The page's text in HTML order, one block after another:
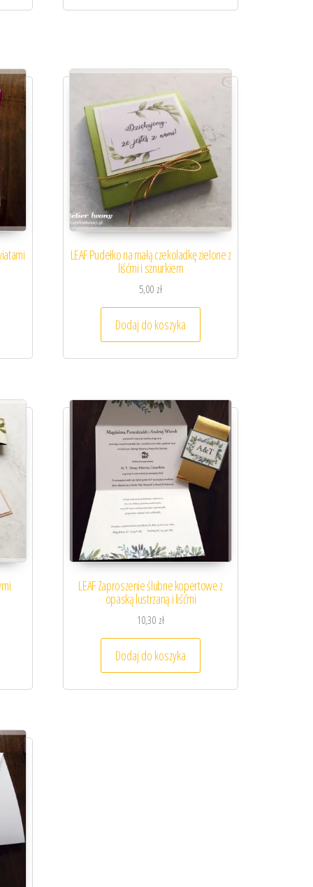
LEAF Pudełko na małą czekoladkę zielone z
liśćmi i sznurkiem
5,00 zł
Dodaj do koszyka
LEAF Zaproszenie ślubne kopertowe z
opaską lustrzaną i liśćmi
10,30 zł
Dodaj do koszyka